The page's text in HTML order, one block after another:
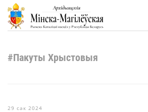
Skip to main content
#Пакуты Хрыстовыя
29 сак 2024